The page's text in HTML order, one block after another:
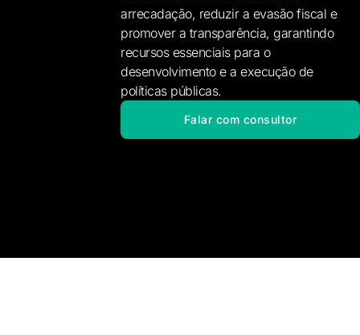
arrecadação, reduzir a evasão fiscal e
promover a transparência, garantindo
recursos essenciais para o
desenvolvimento e a execução de
políticas públicas.
Falar com consultor